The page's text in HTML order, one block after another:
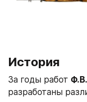
История
За годы работ
разработаны